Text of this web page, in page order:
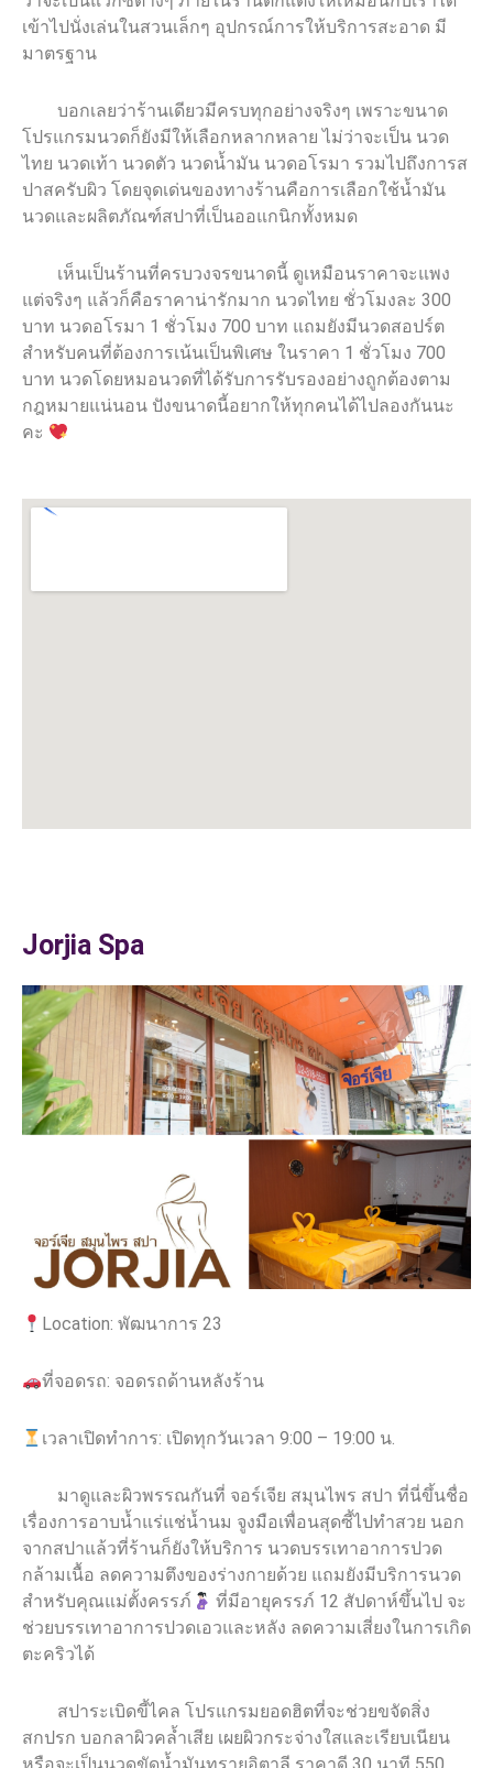
เข้าไปนั่งเล่นในสวนเล็กๆ อุปกรณ์การให้บริการสะอาด มี
มาตรฐาน
บอกเลยว่าร้านเดียวมีครบทุกอย่างจริงๆ เพราะขนาด
โปรแกรมนวดก็ยังมีให้เลือกหลากหลาย ไม่ว่าจะเป็น นวด
ไทย นวดเท้า นวดตัว นวดน้ำมัน นวดอโรมา รวมไปถึงการส
ปาสครับผิว โดยจุดเด่นของทางร้านคือการเลือกใช้น้ำมัน
นวดและผลิตภัณฑ์สปาที่เป็นออแกนิกทั้งหมด
เห็นเป็นร้านที่ครบวงจรขนาดนี้ ดูเหมือนราคาจะแพง
แต่จริงๆ แล้วก็คือราคาน่ารักมาก นวดไทย ชั่วโมงละ 300
บาท นวดอโรมา 1 ชั่วโมง 700 บาท แถมยังมีนวดสอปร์ต
สำหรับคนที่ต้องการเน้นเป็นพิเศษ ในราคา 1 ชั่วโมง 700
บาท นวดโดยหมอนวดที่ได้รับการรับรองอย่างถูกต้องตาม
กฎหมายแน่นอน ปังขนาดนี้อยากให้ทุกคนได้ไปลองกันนะ
คะ
Jorjia Spa
Location: พัฒนาการ 23
ที่จอดรถ: จอดรถด้านหลังร้าน
เวลาเปิดทำการ: เปิดทุกวันเวลา 9:00 – 19:00 น.
มาดูและผิวพรรณกันที่ จอร์เจีย สมุนไพร สปา ที่นี่ขึ้นชื่อ
เรื่องการอาบน้ำแร่แช่น้ำนม จูงมือเพื่อนสุดซี้ไปทำสวย นอก
จากสปาแล้วที่ร้านก็ยังให้บริการ นวดบรรเทาอาการปวด
กล้ามเนื้อ ลดความตึงของร่างกายด้วย แถมยังมีบริการนวด
สำหรับคุณแม่ตั้งครรภ์
ที่มีอายุครรภ์ 12 สัปดาห์ขึ้นไป จะ
ช่วยบรรเทาอาการปวดเอวและหลัง ลดความเสี่ยงในการเกิด
ตะคริวได้
สปาระเบิดขี้ไคล โปรแกรมยอดฮิตที่จะช่วยขจัดสิ่ง
สกปรก บอกลาผิวคล้ำเสีย เผยผิวกระจ่างใสและเรียบเนียน